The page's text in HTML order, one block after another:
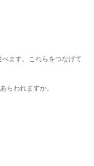
ます。これらをつなげて
らわれますか。